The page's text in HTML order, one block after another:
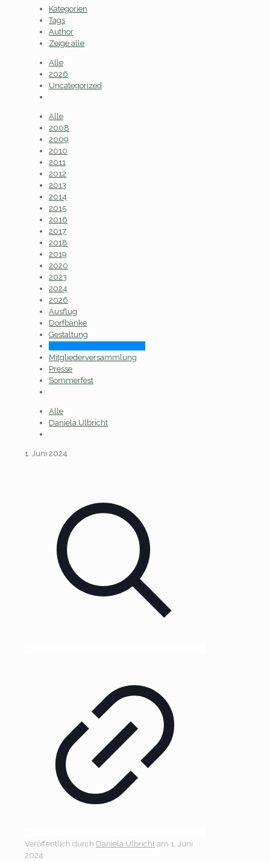
Kategorien
Tags
Author
Zeige alle
Alle
2026
Uncategorized
Alle
2008
2009
2010
2011
2012
2013
2014
2015
2016
2017
2018
2019
2020
2023
2024
2026
Ausflug
Dorfbänke
Gestaltung
Mitgliederversammlung
Presse
Sommerfest
Alle
Daniela Ulbricht
1. Juni 2024
Veröffentlich durch Daniela Ulbricht am 1. Juni
2024